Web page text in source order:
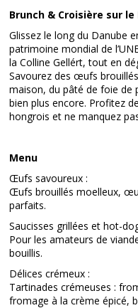
Brunch & Croisière sur le
Glissez le long du Danube
patrimoine mondial de
la Colline Gellért, tout en
Savourez des œufs
maison, du pâté de foie de
bien plus encore. Profitez
hongrois et ne manquez
Menu
Œufs savoureux :
Œufs brouillés moelleux,
parfaits.
Saucisses grillées et hot-
Pour les amateurs de
bouillis.
Délices crémeux :
Tartinades crémeuses :
fromage à la crème épicé,